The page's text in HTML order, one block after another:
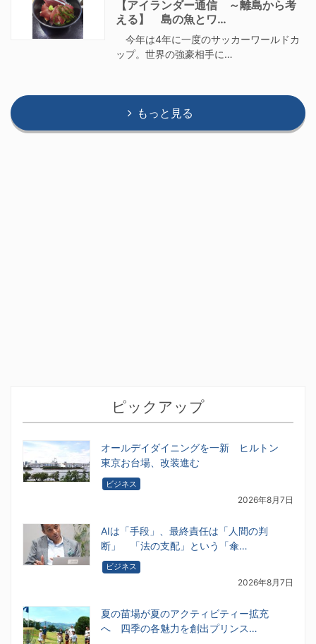
【アイランダー通信 ～離島から考
える】 島の魚とワ…
今年は4年に一度のサッカーワールドカ
ップ。世界の強豪相手に…
もっと見る
ピックアップ
オールデイダイニングを一新 ヒルトン
東京お台場、改装進む
ビジネス
2026年8月7日
AIは「手段」、最終責任は「人間の判
断」 「法の支配」という「傘…
ビジネス
2026年8月7日
夏の苗場が夏のアクティビティー拡充
へ 四季の各魅力を創出プリンス…